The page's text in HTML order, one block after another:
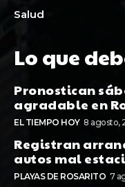
Salud
Lo que
Pronostican
agradable en
EL TIEMPO HOY 8 agosto,
Registran
autos mal
PLAYAS DE ROSARITO 7